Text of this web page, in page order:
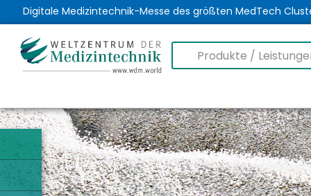
Digitale Medizintechnik-Messe des größten MedTech